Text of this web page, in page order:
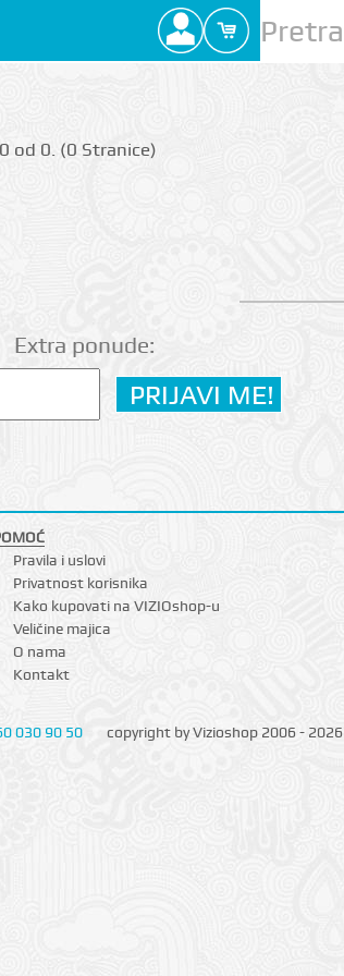
оd 0. (0 Strаnicе)
Extra ponude:
Pravila i uslovi
Privatnost korisnika
Kako kupovati na VIZIOshop-u
Veličine majica
O nama
Kontakt
030 90 50 copyright by Vizioshop 2006 - 2026